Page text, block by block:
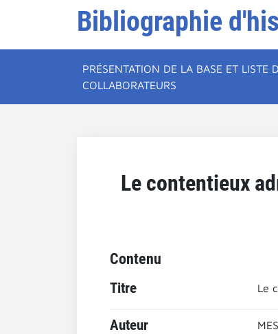
Bibliographie
PRÉSENTATION DE LA BASE ET LISTE
COLLABORATEURS
Le contentieux
Contenu
Titre Le
Auteur